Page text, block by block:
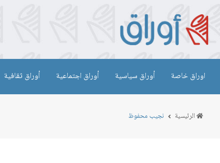
اوراق خاصة أوراق سياسية أوراق اجتماعية أوراق ثقافية
الرئيسية نجيب محفوظ